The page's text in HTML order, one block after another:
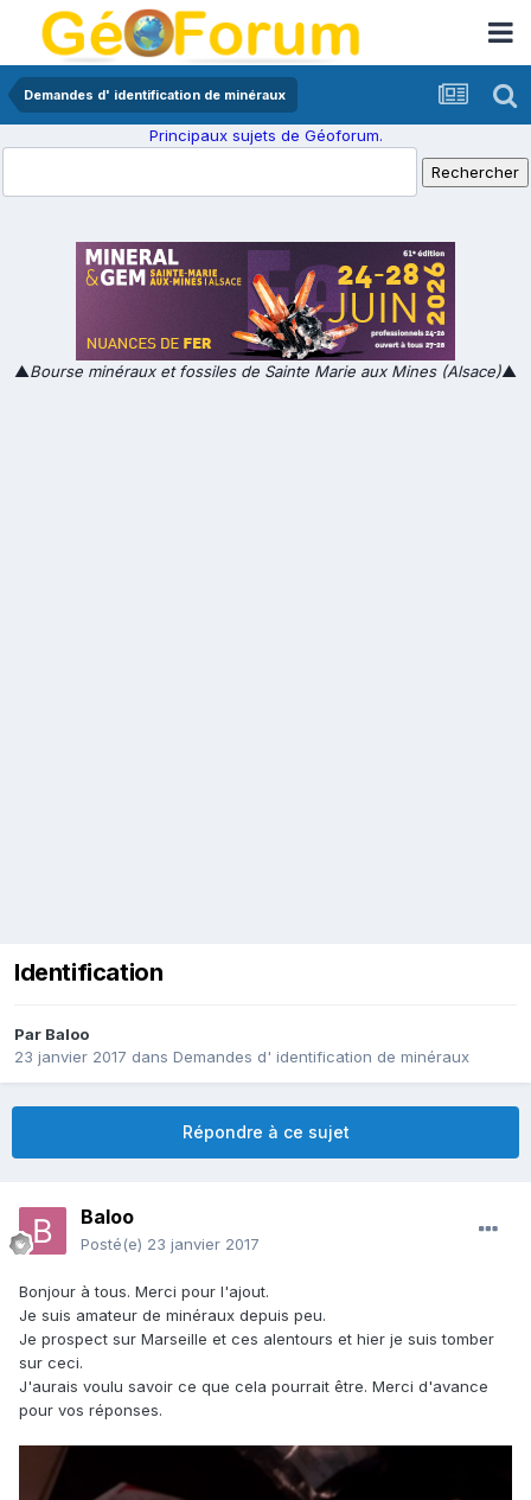
Demandes d' identification de minéraux
Principaux sujets de Géoforum.
▲Bourse minéraux et fossiles de Sainte Marie aux Mines (Alsace)▲
Identification
Par Baloo
23 janvier 2017 dans Demandes d' identification de minéraux
Répondre à ce sujet
Baloo
Posté(e) 23 janvier 2017
Bonjour à tous. Merci pour l'ajout.
Je suis amateur de minéraux depuis peu.
Je prospect sur Marseille et ces alentours et hier je suis tomber
sur ceci.
J'aurais voulu savoir ce que cela pourrait être. Merci d'avance
pour vos réponses.